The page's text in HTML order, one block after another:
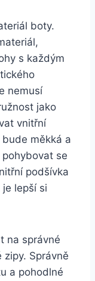
boty.
s každým
nemusí
jako
vnitřní
měkká a
se
podšívka
⁤lepší si
na správné
Správně⁤
a pohodlné